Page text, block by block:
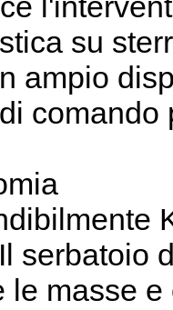
su
ampio
serbatoio
le masse